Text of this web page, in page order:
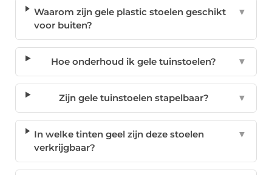
Waarom zijn gele plastic stoelen geschikt
voor buiten?
▼
Hoe onderhoud ik gele tuinstoelen? ▼
Zijn gele tuinstoelen stapelbaar? ▼
In welke tinten geel zijn deze stoelen
verkrijgbaar?
▼